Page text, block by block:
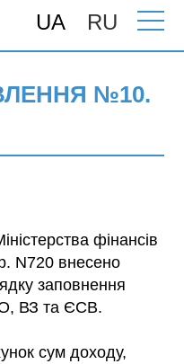
UA RU
>Поновлення>
№10.
фінансів
N720 внесено
заповнення
ВЗ та ЄСВ.
сум доходу,